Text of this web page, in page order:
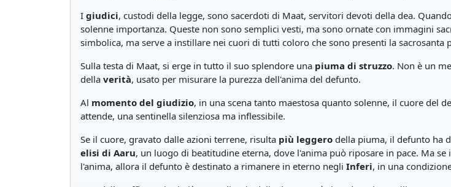
I giudici, custodi della legge, sono sacerdoti di Maat, servitori devoti della dea.
solenne importanza. Queste non sono semplici vesti, ma sono ornate con immagini
simbolica, ma serve a instillare nei cuori di tutti coloro che sono presenti la sacrosanta
Sulla testa di Maat, si erge in tutto il suo splendore una piuma di struzzo. Non è un
della verità, usato per misurare la purezza dell'anima del defunto.
Al momento del giudizio, in una scena tanto maestosa quanto solenne, il cuore del
attende, una sentinella silenziosa ma inflessibile.
Se il cuore, gravato dalle azioni terrene, risulta più leggero della piuma, il defunto ha
elisi di Aaru, un luogo di beatitudine eterna, dove l'anima può riposare in pace. Ma se
l'anima, allora il defunto è destinato a rimanere in eterno negli Inferi, in una